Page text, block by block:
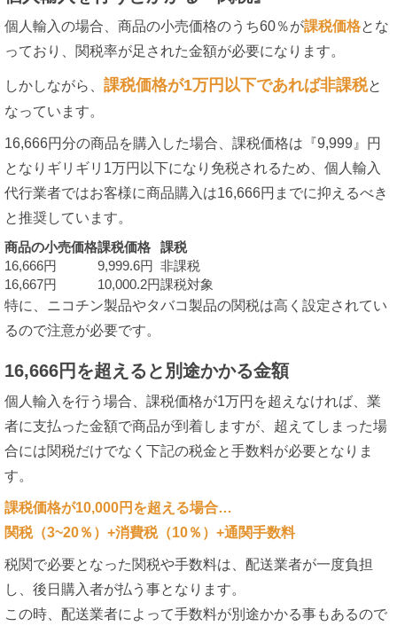
個人輸入の場合、商品の小売価格のうち60％が課税価格とな
っており、関税率が足された金額が必要になります。
しかしながら、 課税価格が1万円以下であれば非課税と
なっています。
16,666円分の商品を購入した場合、課税価格は『9,999』円
となりギリギリ1万円以下になり免税されるため、個人輸入
代行業者ではお客様に商品購入は16,666円までに抑えるべき
と推奨しています。
商品の小売価格課税価格
課税
16,666円
9,999.6円 非課税
16,667円
10,000.2円課税対象
特に、ニコチン製品やタバコ製品の関税は高く設定されてい
るので注意が必要です。
16,666円を超えると別途かかる金額
個人輸入を行う場合、課税価格が1万円を超えなければ、業
者に支払った金額で商品が到着しますが、超えてしまった場
合には関税だけでなく下記の税金と手数料が必要となりま
す。
課税価格が10,000円を超える場合…
関税（3~20％）+消費税（10％）+通関手数料
税関で必要となった関税や手数料は、配送業者が一度負担
し、後日購入者が払う事となります。
この時、配送業者によって手数料が別途かかる事もあるので